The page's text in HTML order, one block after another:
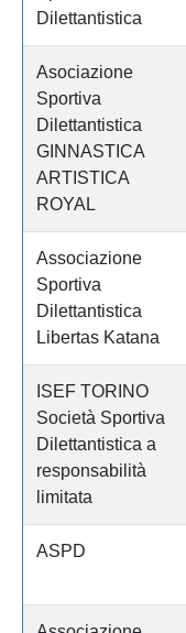
Dilettantistica
Asociazione
Sportiva
Dilettantistica
GINNASTICA
ARTISTICA
ROYAL
Associazione
Sportiva
Dilettantistica
Libertas Katana
ISEF TORINO
Società Sportiva
Dilettantistica a
responsabilità
limitata
ASPD